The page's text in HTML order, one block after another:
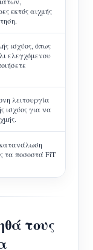
εκτός αιχμής
ισχύος, όπως
ελεγχόμενου
λειτουργία
ισχύος για να
τα ποσοστά FiT
τους